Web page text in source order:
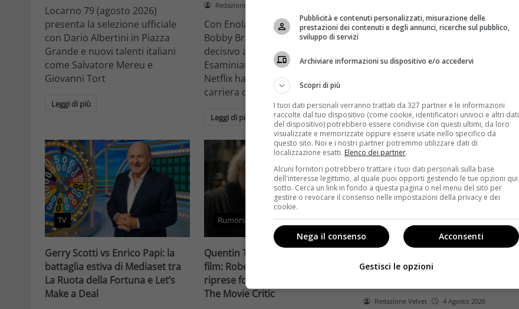
Locarno 79 (agosto 2026)
presenta la selezione ufficiale
con Dario Albertini in Piazza
Grande e nuovi talenti italiani
come Salvatore Mereu e
Giovanni Tort
Leggi di più
Redazione Velvet
Con Enola Holmes 3, Millie
Bobby Brown compie un salto
decisivo a Hollywood.
Esaminiamo come la trilogia
Netflix ha trasformato la sua
carriera da attrice
Leggi di più
Il cinema italiano opere prime
ricambio generazionale e
Leggi di più
TV
Gerry Scotti vs Enrico Papi: la
battaglia estiva di Mediaset tra
La Ruota della Fortuna e Let’s
Make a Deal
Rumors
Quentin Tarantino e il decimo
film: Robert Richardson rivela
riprese forse nel 2027 e l’addio a
The Movie Critic
Anteprime
Dangerous Animals su Prime
Redazione Velvet 4 Agosto 2026
Pubblicità e contenuti personalizzati, misurazione delle
prestazioni dei contenuti e degli annunci, ricerche sul pubblico,
sviluppo di servizi
Archiviare informazioni su dispositivo e/o accedervi
Scopri di più
I tuoi dati personali verranno trattati da 327 partner e le informazioni
raccolte dal tuo dispositivo (come cookie, identificatori univoci e altri dati
del dispositivo) potrebbero essere condivise con questi ultimi, da loro
visualizzate e memorizzate oppure essere usate nello specifico da
questo sito. Noi e i nostri partner potremmo utilizzare dati di
localizzazione esatti. Elenco dei partner.
Alcuni fornitori potrebbero trattare i tuoi dati personali sulla base
dell'interesse legittimo, al quale puoi opporti gestendo le tue opzioni qui
sotto. Cerca un link in fondo a questa pagina o nel menu del sito per
gestire o revocare il consenso nelle impostazioni della privacy e dei
cookie.
Acconsenti
Nega il consenso
Gestisci le opzioni